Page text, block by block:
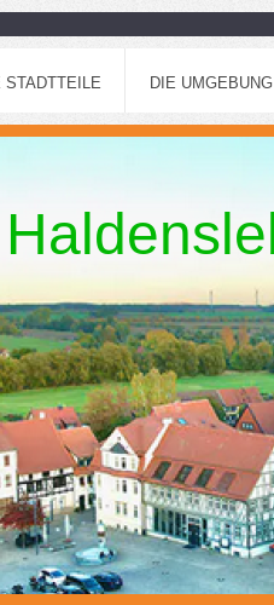
STADTTEILE DIE UMGEBUNG